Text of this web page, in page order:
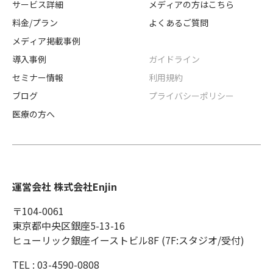
サービス詳細
料金/プラン
メディア掲載事例
導入事例
セミナー情報
ブログ
医療の方へ
メディアの方はこちら
よくあるご質問
ガイドライン
利用規約
プライバシーポリシー
運営会社 株式会社Enjin
〒104-0061
東京都中央区銀座5-13-16
ヒューリック銀座イーストビル8F (7F:スタジオ/受付)
TEL : 03-4590-0808